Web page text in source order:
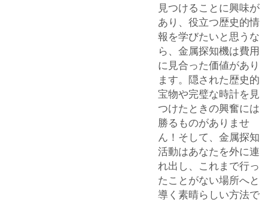
見つけることに興味が
あり、役立つ歴史的情
報を学びたいと思うな
ら、金属探知機は費用
に見合った価値があり
ます。隠された歴史的
宝物や完璧な時計を見
つけたときの興奮には
勝るものがありませ
ん！そして、金属探知
活動はあなたを外に連
れ出し、これまで行っ
たことがない場所へと
導く素晴らしい方法で